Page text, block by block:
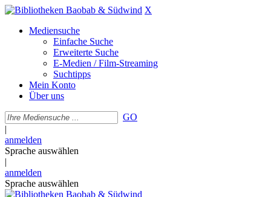
X
Mediensuche
Einfache Suche
Erweiterte Suche
E-Medien / Film-Streaming
Suchtipps
Mein Konto
Über uns
GO
|
anmelden
Sprache auswählen
|
anmelden
Sprache auswählen